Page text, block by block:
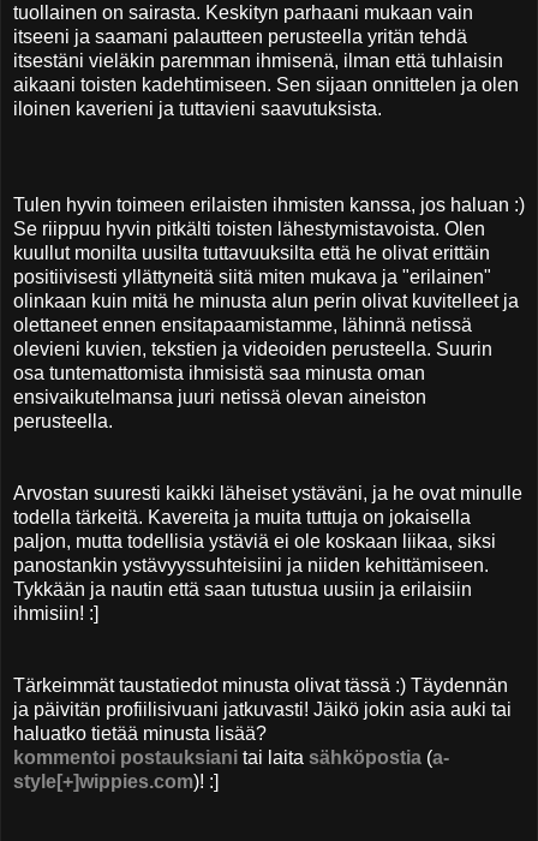
tuollainen on sairasta. Keskityn parhaani mukaan vain
itseeni ja saamani palautteen perusteella yritän tehdä
itsestäni vieläkin paremman ihmisenä, ilman että tuhlaisin
aikaani toisten kadehtimiseen. Sen sijaan onnittelen ja olen
iloinen kaverieni ja tuttavieni saavutuksista.
Tulen hyvin toimeen erilaisten ihmisten kanssa, jos haluan :)
Se riippuu hyvin pitkälti toisten lähestymistavoista. Olen
kuullut monilta uusilta tuttavuuksilta että he olivat erittäin
positiivisesti yllättyneitä siitä miten mukava ja "erilainen"
olinkaan kuin mitä he minusta alun perin olivat kuvitelleet ja
olettaneet ennen ensitapaamistamme, lähinnä netissä
olevieni kuvien, tekstien ja videoiden perusteella. Suurin
osa tuntemattomista ihmisistä saa minusta oman
ensivaikutelmansa juuri netissä olevan aineiston
perusteella.
Arvostan suuresti kaikki läheiset ystäväni, ja he ovat minulle
todella tärkeitä. Kavereita ja muita tuttuja on jokaisella
paljon, mutta todellisia ystäviä ei ole koskaan liikaa, siksi
panostankin ystävyyssuhteisiini ja niiden kehittämiseen.
Tykkään ja nautin että saan tutustua uusiin ja erilaisiin
ihmisiin! :]
Tärkeimmät taustatiedot minusta olivat tässä :) Täydennän
ja päivitän profiilisivuani jatkuvasti! Jäikö jokin asia auki tai
haluatko tietää minusta lisää?
kommentoi postauksiani tai laita sähköpostia (a-
style[+]wippies.com)! :]